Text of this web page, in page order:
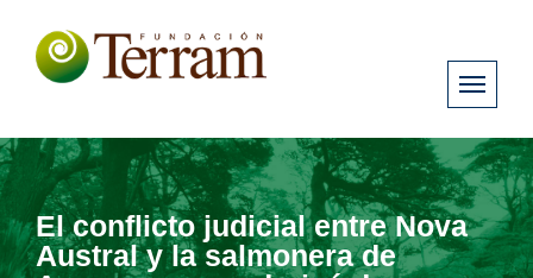
El conflicto judicial entre Nova
Austral y la salmonera de